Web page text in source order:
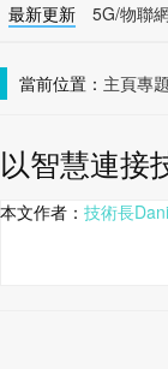
最新更新 5G/物聯
當前位置： 主頁專
以智慧連接
本文作者： 技術長